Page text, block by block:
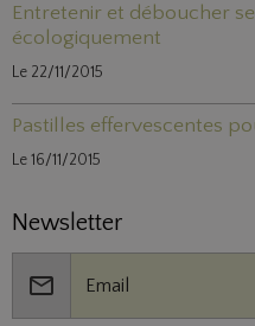
Entretenir et déboucher
écologiquement
Le 22/11/2015
Pastilles effervescentes
Le 16/11/2015
Newsletter